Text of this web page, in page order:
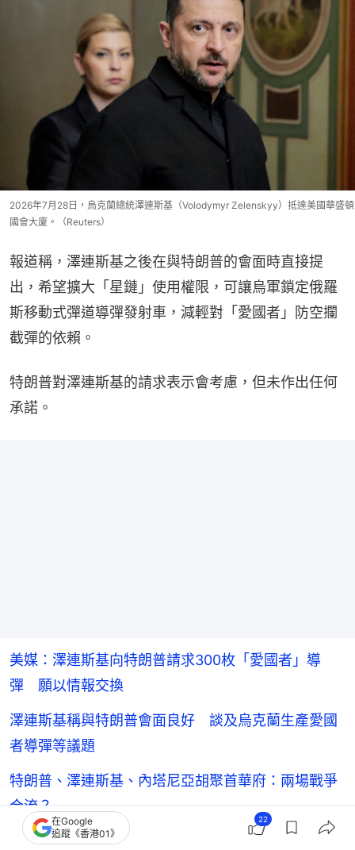
2026年7月28日，烏克蘭總統澤連斯基（Volodymyr Zelenskyy）抵達美國華盛頓
國會大廈。（Reuters）
報道稱，澤連斯基之後在與特朗普的會面時直接提
出，希望擴大「星鏈」使用權限，可讓烏軍鎖定俄羅
斯移動式彈道導彈發射車，減輕對「愛國者」防空攔
截彈的依賴。
特朗普對澤連斯基的請求表示會考慮，但未作出任何
承諾。
美媒：澤連斯基向特朗普請求300枚「愛國者」導
彈 願以情報交換
澤連斯基稱與特朗普會面良好 談及烏克蘭生產愛國
者導彈等議題
特朗普、澤連斯基、內塔尼亞胡聚首華府：兩場戰爭
合流？
澤連斯基：俄羅斯擬再引入3萬朝鮮兵參與戰爭 烏
在Google
追蹤《香港01》
22